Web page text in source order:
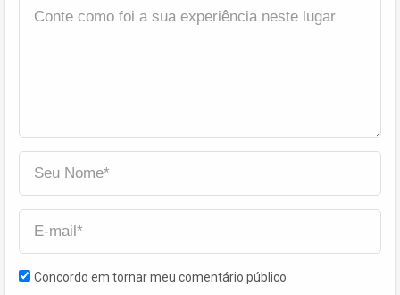
Concordo em tornar meu comentário público